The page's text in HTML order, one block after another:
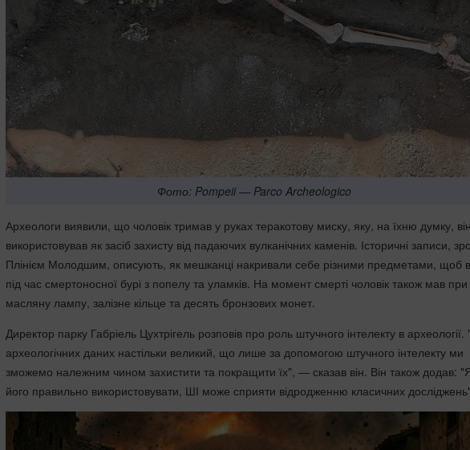
Фото: Pompeii — Parco Archeologico
Археологи виявили, що чоловік тримав у руках теракотову миску, яку, на їхню думку,
використовував як засіб захисту від падаючих вулканічних каменів. Історичні записи,
Плінієм Молодшим, описують, як мешканці накривали себе різними предметами, щоб
під час смертоносної бурі з попелу та уламків. На момент смерті чоловік також мав при
масляну лампу, залізне кільце та десять бронзових монет.
Директор парку Габріель Цухтрігель розповів про роль штучного інтелекту в
археологічних даних настільки великий, що лише за допомогою штучного інтелекту ми
зможемо належним чином захистити та покращити їх", — сказав він. Він також додав:
його правильно використовувати, ШІ може сприяти відродженню класичних